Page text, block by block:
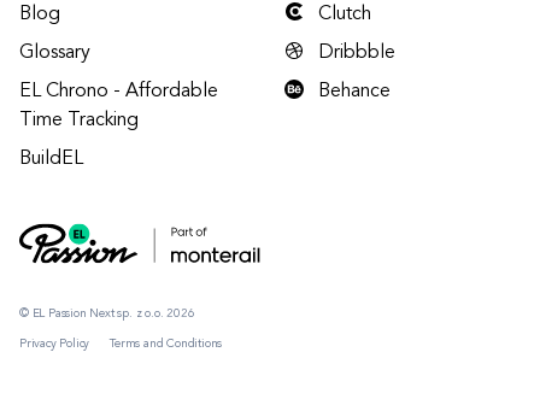
© EL Passion Next sp. z o.o. 2026
Privacy Policy Terms and Conditions
Blog
Glossary
EL Chrono - Affordable
Time Tracking
BuildEL
Clutch
Dribbble
Behance